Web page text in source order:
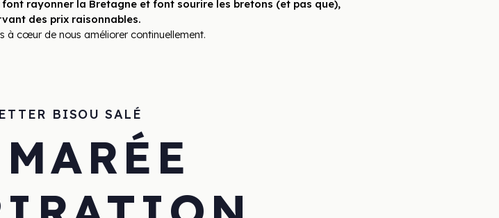
rayonner la Bretagne et font sourire les bretons (et pas que),
des prix raisonnables.
à cœur de nous améliorer continuellement.
BISOU SALÉ